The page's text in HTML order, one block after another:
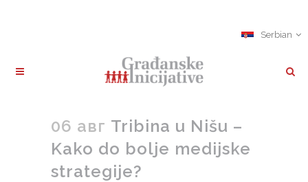
Serbian
06 авг Tribina u Nišu –
Kako do bolje medijske
strategije?